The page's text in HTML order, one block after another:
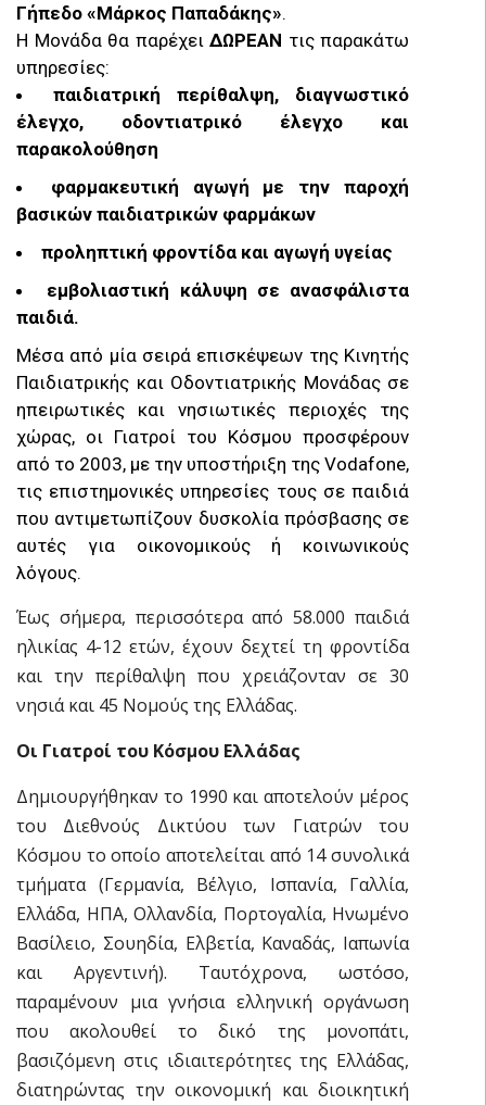
Γήπεδο «Μάρκος Παπαδάκης».
Η Μονάδα θα παρέχει ΔΩΡΕΑΝ τις παρακάτω
υπηρεσίες:
παιδιατρική περίθαλψη, διαγνωστικό
έλεγχο, οδοντιατρικό έλεγχο και
παρακολούθηση
φαρμακευτική αγωγή με την παροχή
βασικών παιδιατρικών φαρμάκων
προληπτική φροντίδα και αγωγή υγείας
εμβολιαστική κάλυψη σε ανασφάλιστα
παιδιά.
Μέσα από μία σειρά επισκέψεων της Κινητής
Παιδιατρικής και Οδοντιατρικής Μονάδας σε
ηπειρωτικές και νησιωτικές περιοχές της
χώρας, οι Γιατροί του Κόσμου προσφέρουν
από το 2003, με την υποστήριξη της Vodafone,
τις επιστημονικές υπηρεσίες τους σε παιδιά
που αντιμετωπίζουν δυσκολία πρόσβασης σε
αυτές για οικονομικούς ή κοινωνικούς
λόγους.
Έως σήμερα, περισσότερα από 58.000 παιδιά
ηλικίας 4-12 ετών, έχουν δεχτεί τη φροντίδα
και την περίθαλψη που χρειάζονταν σε 30
νησιά και 45 Νομούς της Ελλάδας.
Οι Γιατροί του Κόσμου Ελλάδας
Δημιουργήθηκαν το 1990 και αποτελούν μέρος
του Διεθνούς Δικτύου των Γιατρών του
Κόσμου το οποίο αποτελείται από 14 συνολικά
τμήματα (Γερμανία, Βέλγιο, Ισπανία, Γαλλία,
Ελλάδα, ΗΠΑ, Ολλανδία, Πορτογαλία, Ηνωμένο
Βασίλειο, Σουηδία, Ελβετία, Καναδάς, Ιαπωνία
και Αργεντινή). Ταυτόχρονα, ωστόσο,
παραμένουν μια γνήσια ελληνική οργάνωση
που ακολουθεί το δικό της μονοπάτι,
βασιζόμενη στις ιδιαιτερότητες της Ελλάδας,
διατηρώντας την οικονομική και διοικητική